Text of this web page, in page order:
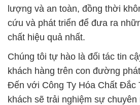
lượng và an toàn, đồng thời
cứu và phát triển để đưa ra
chất hiệu quả nhất.
Chúng tôi tự hào là đối tác tin
khách hàng trên con đường
Đến với Công Ty Hóa Chất Đắc
khách sẽ trải nghiệm sự chuyên